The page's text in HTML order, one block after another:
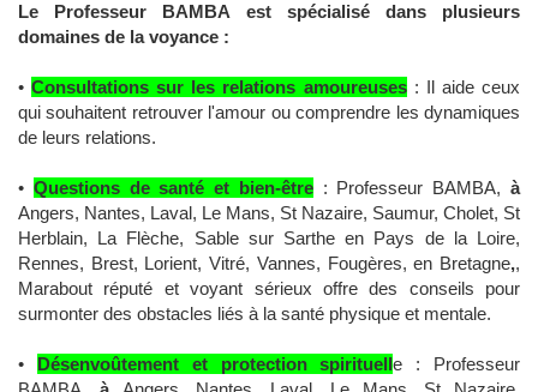
Le Professeur BAMBA est spécialisé dans plusieurs
domaines de la voyance :
•Consultations sur les relations amoureuses: Il aide ceux
qui souhaitent retrouver l'amour ou comprendre les dynamiques
de leurs relations.
• Questions de santé et bien-être: Professeur BAMBA,à
Angers, Nantes, Laval, Le Mans, St Nazaire, Saumur, Cholet, St
Herblain, La Flèche, Sable sur Sarthe en Pays de la Loire,
Rennes, Brest, Lorient, Vitré, Vannes, Fougères, en Bretagne,,
Marabout réputé et voyant sérieux offre des conseils pour
surmonter des obstacles liés à la santé physique et mentale.
• Désenvoûtement et protection spirituelle : Professeur